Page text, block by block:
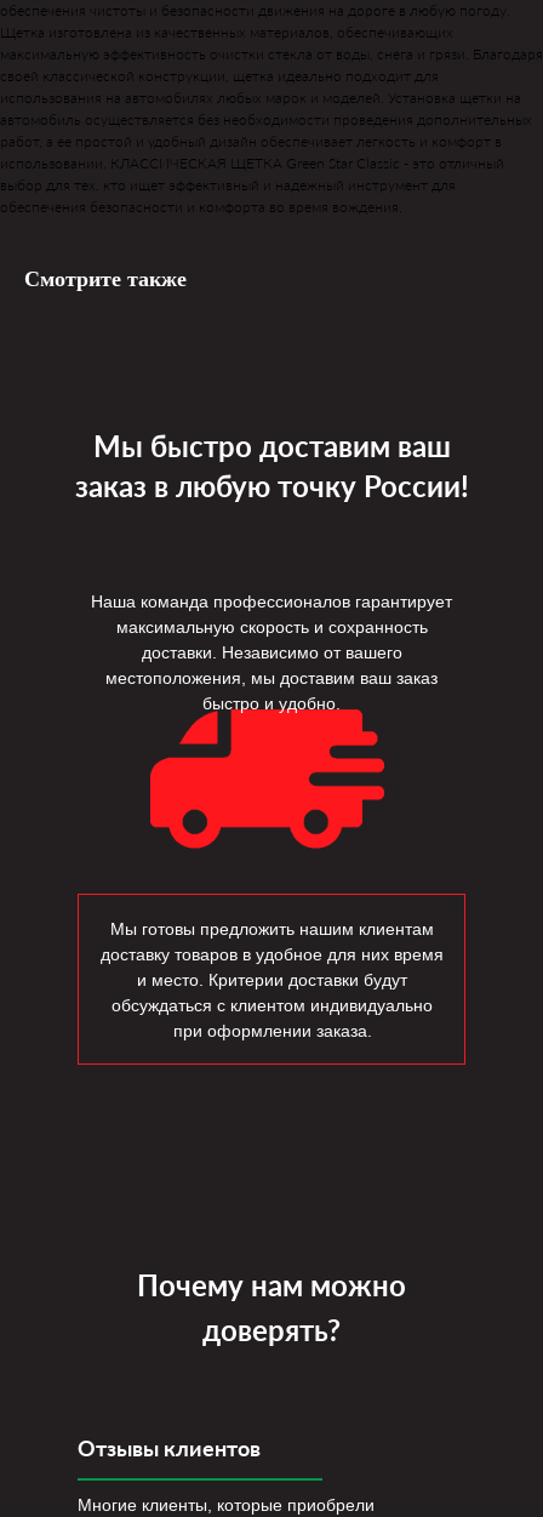
обеспечения чистоты и безопасности движения на дороге в любую погоду.
Щетка изготовлена из качественных материалов, обеспечивающих
максимальную эффективность очистки стекла от воды, снега и грязи. Благодаря
своей классической конструкции, щетка идеально подходит для
использования на автомобилях любых марок и моделей. Установка щетки на
автомобиль осуществляется без необходимости проведения дополнительных
работ, а ее простой и удобный дизайн обеспечивает легкость и комфорт в
использовании. КЛАССИЧЕСКАЯ ЩЕТКА Green Star Classic - это отличный
выбор для тех, кто ищет эффективный и надежный инструмент для
обеспечения безопасности и комфорта во время вождения.
Смотрите также
Мы быстро доставим ваш
заказ в любую точку России!
Мы готовы предложить нашим клиентам
доставку товаров в удобное для них время
и место. Критерии доставки будут
обсуждаться с клиентом индивидуально
при оформлении заказа.
Наша команда профессионалов гарантирует
максимальную скорость и сохранность
доставки. Независимо от вашего
местоположения, мы доставим ваш заказ
быстро и удобно.
Почему нам можно
доверять?
Отзывы клиентов
Многие клиенты, которые приобрели